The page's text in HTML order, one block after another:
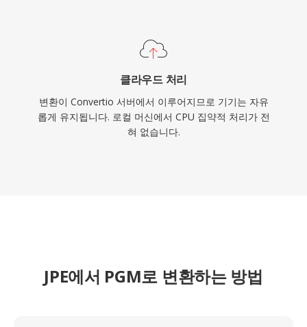
클라우드 처리
변환이 Convertio 서버에서 이루어지므로 기기는 자유
롭게 유지됩니다. 로컬 머신에서 CPU 집약적 처리가 전
혀 없습니다.
JPE에서 PGM로 변환하는 방법